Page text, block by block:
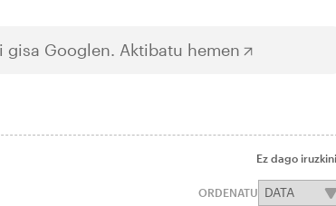
gisa Googlen. Aktibatu hemen
Ez dago
ORDENATU